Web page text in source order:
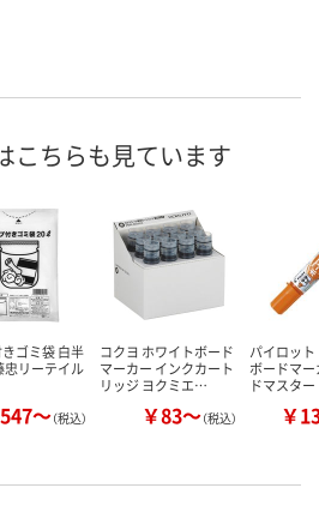
こちらも見ています
ゴミ袋 白半
忠リーテイル
～（税込）
コクヨ ホワイトボード
マーカー インクカート
リッジ ヨクミエ…
￥83～（税込）
パイロッ
ボードマ
ドマスタ
￥